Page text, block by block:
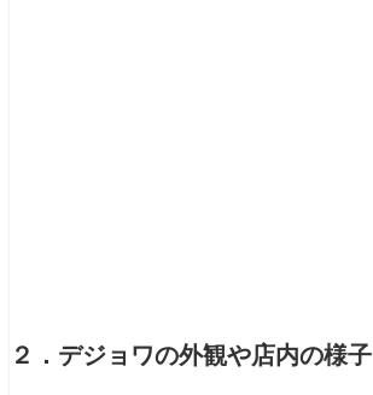
２．デジョワの外観や店内の様子